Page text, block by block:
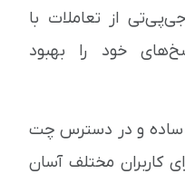
از تعاملات با
خود را بهبود
ساده و در دسترس چت
کاربران مختلف آسان